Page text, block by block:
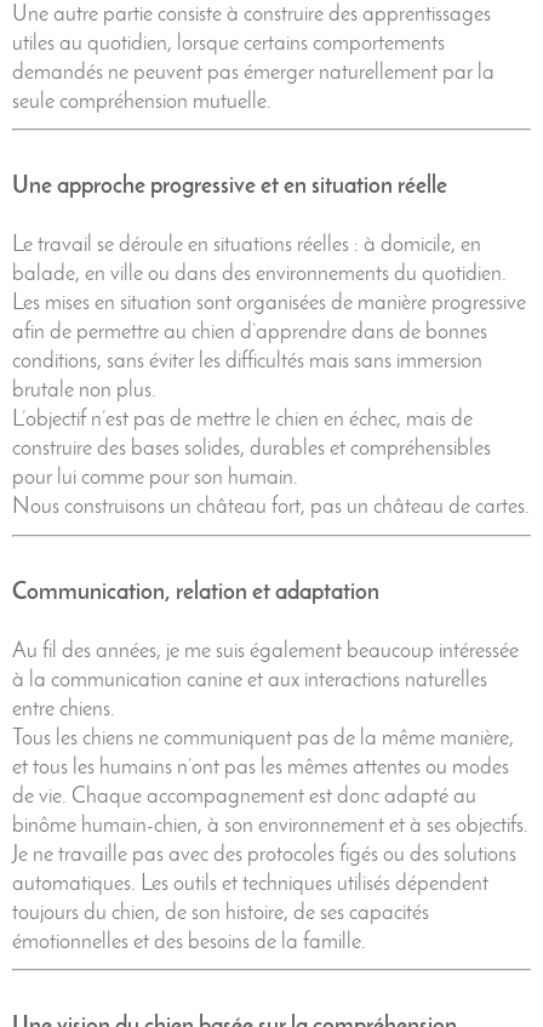
Une autre partie consiste à construire des apprentissages
utiles au quotidien, lorsque certains comportements
demandés ne peuvent pas émerger naturellement par la
seule compréhension mutuelle.
Une approche progressive et en situation réelle
Le travail se déroule en situations réelles : à domicile, en
balade, en ville ou dans des environnements du quotidien.
Les mises en situation sont organisées de manière progressive
afin de permettre au chien d’apprendre dans de bonnes
conditions, sans éviter les difficultés mais sans immersion
brutale non plus.
L’objectif n’est pas de mettre le chien en échec, mais de
construire des bases solides, durables et compréhensibles
pour lui comme pour son humain.
Nous construisons un château fort, pas un château de cartes.
Communication, relation et adaptation
Au fil des années, je me suis également beaucoup intéressée
à la communication canine et aux interactions naturelles
entre chiens.
Tous les chiens ne communiquent pas de la même manière,
et tous les humains n’ont pas les mêmes attentes ou modes
de vie. Chaque accompagnement est donc adapté au
binôme humain-chien, à son environnement et à ses objectifs.
Je ne travaille pas avec des protocoles figés ou des solutions
automatiques. Les outils et techniques utilisés dépendent
toujours du chien, de son histoire, de ses capacités
émotionnelles et des besoins de la famille.